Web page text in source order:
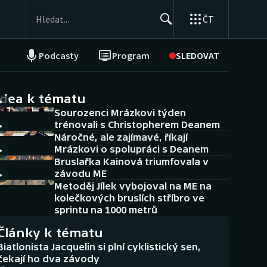
ČT
Podcasty Program SLEDOVAT
NEPŘEHLÉDNĚTE
Historické návraty
Aplikace ČT sport
AZ kvíz
k tématu
Sourozenci Mrázkovi týden
trénovali s Christopherem Deanem
Náročné, ale zajímavé, říkají
Mrázkovi o spolupráci s Deanem
Bruslařka Kainová triumfovala v
závodu ME
Metoděj Jílek vybojoval na ME na
kolečkových bruslích stříbro ve
sprintu na 1000 metrů
k tématu
Jacquelin si plní cyklistický sen,
ho dva závody